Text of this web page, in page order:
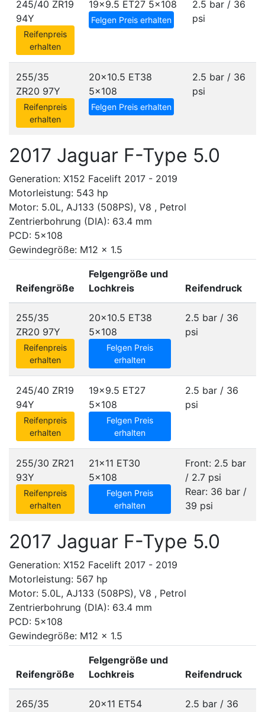
245/40 ZR19
94Y
Reifenpreis
erhalten
19x9.5 ET27 5x108
Felgen Preis erhalten
2.5 bar / 36
psi
255/35
ZR20 97Y
Reifenpreis
erhalten
20x10.5 ET38
5x108
Felgen Preis erhalten
2.5 bar / 36
psi
2017 Jaguar F-Type 5.0
Generation: X152 Facelift 2017 - 2019
Motorleistung: 543 hp
Motor: 5.0L, AJ133 (508PS), V8 , Petrol
Zentrierbohrung (DIA): 63.4 mm
PCD: 5x108
Gewindegröße: M12 x 1.5
Reifengröße
Felgengröße und
Lochkreis
Reifendruck
255/35
ZR20 97Y
Reifenpreis
erhalten
20x10.5 ET38
5x108
Felgen Preis
erhalten
2.5 bar / 36
psi
245/40 ZR19
94Y
Reifenpreis
erhalten
19x9.5 ET27
5x108
Felgen Preis
erhalten
2.5 bar / 36
psi
255/30 ZR21
93Y
Reifenpreis
erhalten
21x11 ET30
5x108
Felgen Preis
erhalten
Front: 2.5 bar
/ 2.7 psi
Rear: 36 bar /
39 psi
2017 Jaguar F-Type 5.0
Generation: X152 Facelift 2017 - 2019
Motorleistung: 567 hp
Motor: 5.0L, AJ133 (508PS), V8 , Petrol
Zentrierbohrung (DIA): 63.4 mm
PCD: 5x108
Gewindegröße: M12 x 1.5
Reifengröße
Felgengröße und
Lochkreis
Reifendruck
265/35 20x11 ET54 2.5 bar / 36